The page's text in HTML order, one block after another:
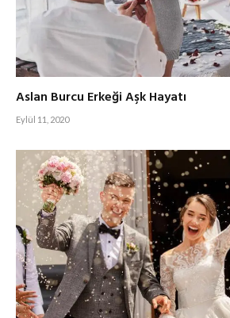
Aslan Burcu Erkeği Aşk Hayatı
Eylül 11, 2020